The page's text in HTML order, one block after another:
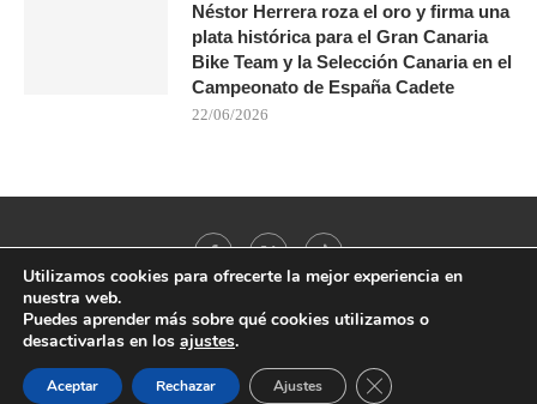
Néstor Herrera roza el oro y firma una
plata histórica para el Gran Canaria
Bike Team y la Selección Canaria en el
Campeonato de España Cadete
22/06/2026
@2021 - All Right Reserved. Designed and Developed by
BACK TO TOP
Utilizamos cookies para ofrecerte la mejor experiencia en
nuestra web.
Puedes aprender más sobre qué cookies utilizamos o
desactivarlas en los ajustes.
Aceptar Rechazar Ajustes CERRAR EL